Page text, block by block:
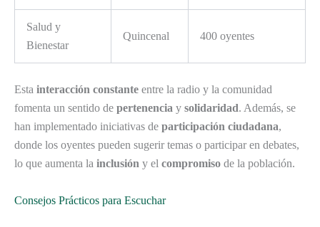
Salud y
Bienestar
Quincenal 400 oyentes
Esta interacción constante entre la radio y la comunidad
fomenta un sentido de pertenencia y solidaridad. Además, se
han implementado iniciativas de participación ciudadana,
donde los oyentes pueden sugerir temas o participar en debates,
lo que aumenta la inclusión y el compromiso de la población.
Consejos Prácticos para Escuchar